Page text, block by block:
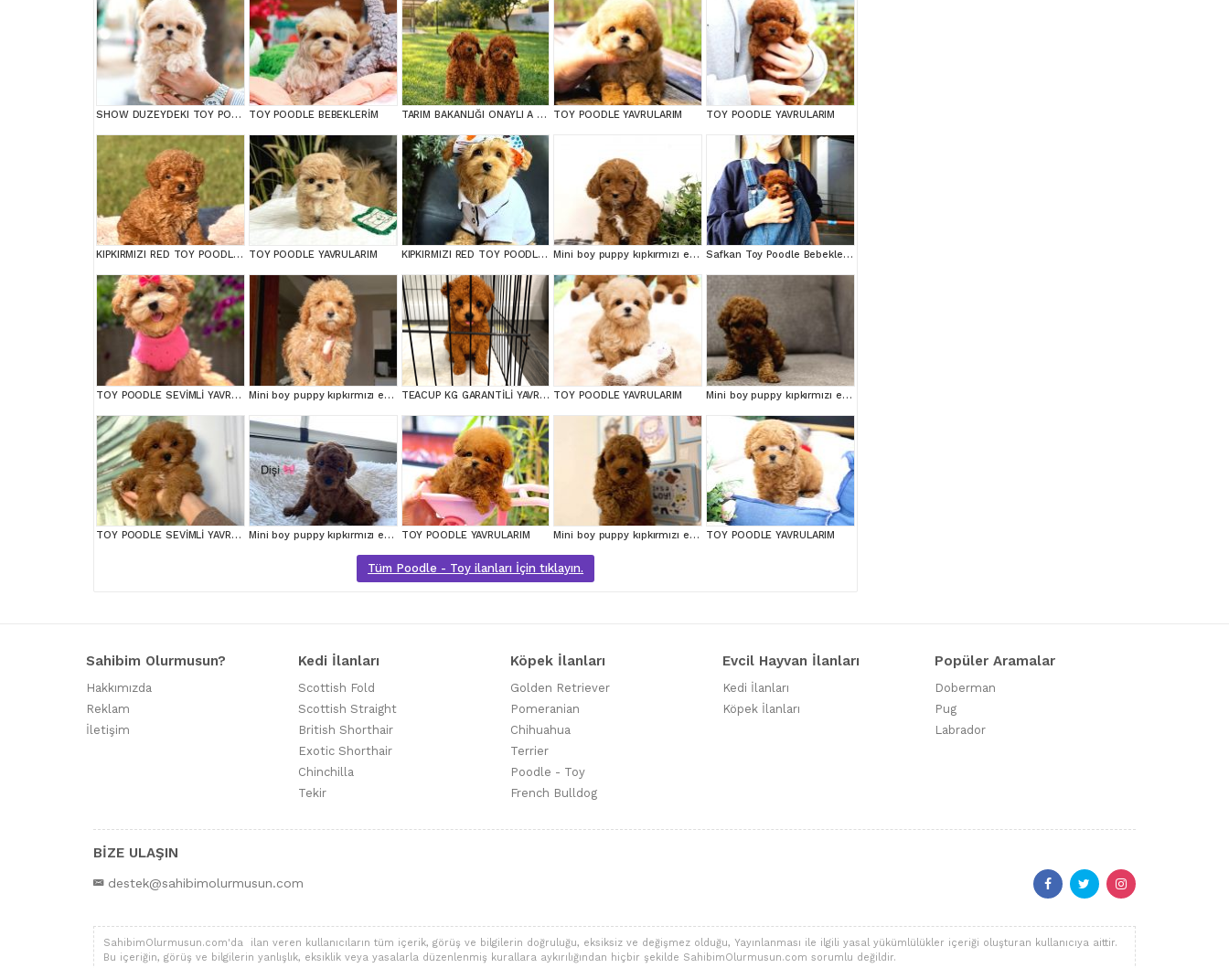
SHOW DUZEYDEKI TOY POODLE BEBEKLERIM TOY POODLE BEBEKLERİM TARIM BAKANLIĞI ONAYLI A KALİTE TOY YAVRULAR TOY POODLE YAVRULARIM TOY POODLE YAVRULARIM
KIPKIRMIZI RED TOY POODLE SEVİMLİ YAVRULAR TOY POODLE YAVRULARIM KIPKIRMIZI RED TOY POODLE SEVİMLİ YAVRULAR Mini boy puppy kıpkırmızı ev üretimi TOOY POODLE Safkan Toy Poodle Bebeklerimiz
TOY POODLE SEVİMLİ YAVRULAR EV ÜRETİMİ Mini boy puppy kıpkırmızı ev üretimi TOOY POODLE TEACUP KG GARANTİLİ YAVRULAR TOY POODLE YAVRULARIM Mini boy puppy kıpkırmızı ev üretimi TOOY POODLE
TOY POODLE SEVİMLİ YAVRULAR EV ÜRETİMİ Mini boy puppy kıpkırmızı ev üretimi TOOY POODLE TOY POODLE YAVRULARIM Mini boy puppy kıpkırmızı ev üretimi yavrularımız TOOY POODLE TOY POODLE YAVRULARIM
Tüm Poodle - Toy ilanları İçin tıklayın.
Sahibim Olurmusun?
Hakkımızda
Reklam
İletişim
Kedi İlanları
Scottish Fold
Scottish Straight
British Shorthair
Exotic Shorthair
Chinchilla
Tekir
Köpek İlanları
Golden Retriever
Pomeranian
Chihuahua
Terrier
Poodle - Toy
French Bulldog
Evcil Hayvan İlanları
Kedi İlanları
Köpek İlanları
Popüler Aramalar
Doberman
Pug
Labrador
BİZE ULAŞIN
destek@sahibimolurmusun.com
SahibimOlurmusun.com'da ilan veren kullanıcıların tüm içerik, görüş ve bilgilerin doğruluğu, eksiksiz ve değişmez olduğu, Yayınlanması ile ilgili yasal yükümlülükler içeriği oluşturan kullanıcıya aittir.
Bu içeriğin, görüş ve bilgilerin yanlışlık, eksiklik veya yasalarla düzenlenmiş kurallara aykırılığından hiçbir şekilde SahibimOlurmusun.com sorumlu değildir.